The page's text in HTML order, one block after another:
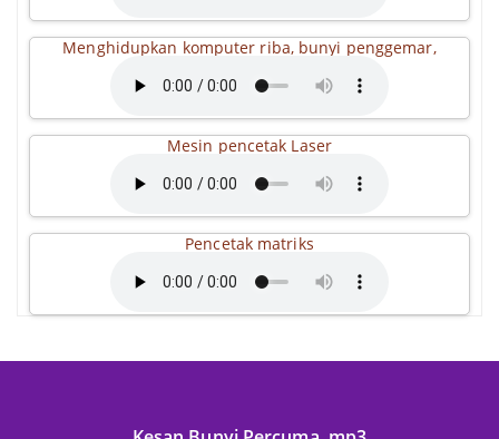
Menghidupkan komputer riba, bunyi penggemar,
Mesin pencetak Laser
Pencetak matriks